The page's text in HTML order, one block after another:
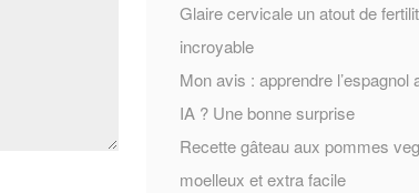
Glaire cervicale un atout de
incroyable
Mon avis : apprendre l’espagnol
IA ? Une bonne surprise
Recette gâteau aux pommes
moelleux et extra facile